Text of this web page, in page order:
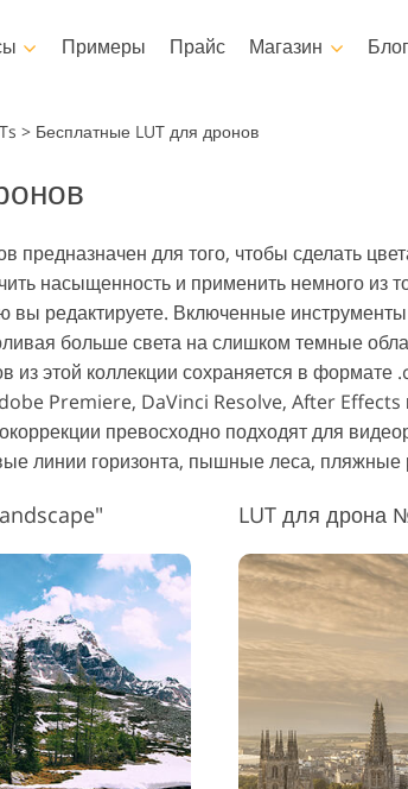
созданные
ИИ
Сервисы обработки
изображений
изделий Данные для обучения ИИ
Примеры Прайс Магазин
Templates
Открытки ко Дню святого
Валентина
Приглашения на свадьбу
Приглашение на детский
день рождения
Блог
> Бесплатные LUT для дронов
предназначен для того, чтобы сделать
насыщенность и применить немного из
вы редактируете. Включенные
больше света на слишком темные
этой коллекции сохраняется в формате
Premiere, DaVinci Resolve, After Effects
превосходно подходят для
линии горизонта, пышные леса, пляжные
LUT для дрона